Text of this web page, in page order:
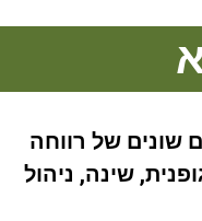
שונים של רווחה
שינה, ניהול